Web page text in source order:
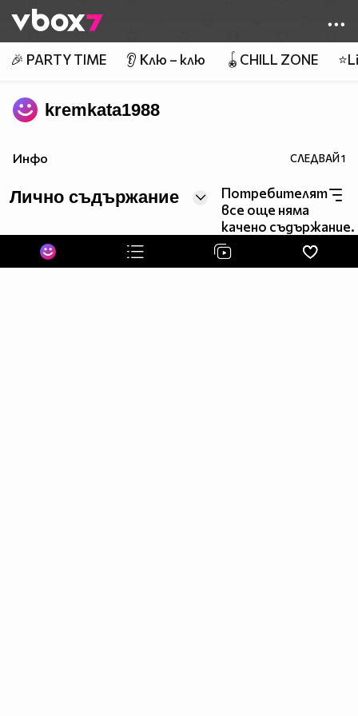
👾
🎉 PARTY TIME 👂 Клю – клю 🪀CHILL ZONE
kremkata1988
Инфо СЛЕДВАЙ1
Лично съдържание
Потребителят
все още няма
качено съдържание.